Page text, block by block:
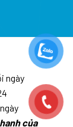
ngày
của